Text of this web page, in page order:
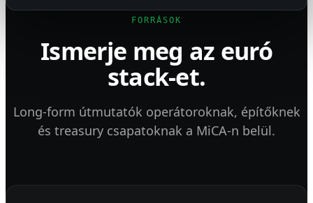
FORRÁSOK
Ismerje meg az euró
stack-et.
Long-form útmutatók operátoroknak, építőknek
és treasury csapatoknak a MiCA-n belül.